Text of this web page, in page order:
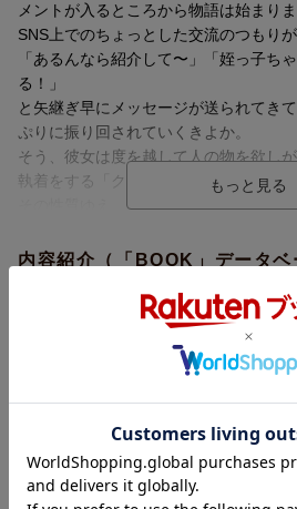
メントが入るところから物語は始まりま
SNS上でのちょっとした交流のつもり
「あるんなら紹介して〜」「姪っ子ち
る！」
と矢継ぎ早にメッセージが送られてき
ぷりに振り回されていくきよか。
そう、彼女は度を越して人の物を欲し
執着をする「クレクレちゃん」だった
その性質ゆえ、人間関係で絶えず大き
なぜチコがそこまでがめつくなってし
親が子供に与える影響や家族との関り
させられる壮大な実話コミックエッセイ
第1話 ネイル写真を載せただけなのに
第2話 チコちゃんはちょっとヘン…？
第3話 衝撃の朝ごはん事件
第4話 チコちゃんのお母さん
第6話 チコちゃんの中の怪物
第7話 大好きだったお母さん
内容紹介（「BOOK」データベ
「この子、何かがちょっとヘン…！？
しがり、得することに執着するクレク
思いがけない人生の気付きを得る壮大
第１話 ネイル写真を載せただけなの
ちょっとヘン…？／第３話 衝撃の朝